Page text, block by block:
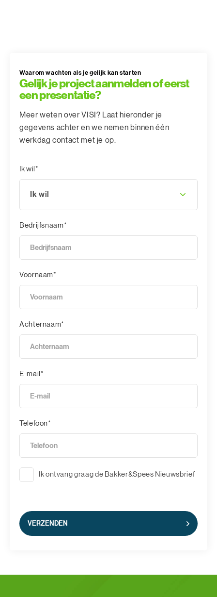
Waarom wachten als je gelijk kan starten
Gelijk je project aanmelden of eerst
een presentatie?
Meer weten over VISI? Laat hieronder je
gegevens achter en we nemen binnen één
werkdag contact met je op.
Ik wil*
Ik wil
Bedrijfsnaam*
Voornaam*
Achternaam*
E-mail*
Telefoon*
Ik ontvang graag de Bakker&Spees Nieuwsbrief
VERZENDEN